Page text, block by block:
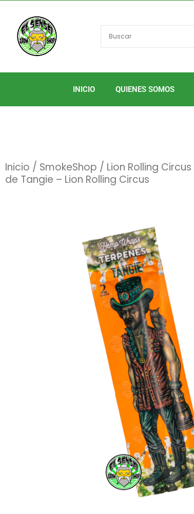
contenido
INICIO QUIENES SOMOS
Inicio / SmokeShop / Lion Rolling Circus
de Tangie – Lion Rolling Circus